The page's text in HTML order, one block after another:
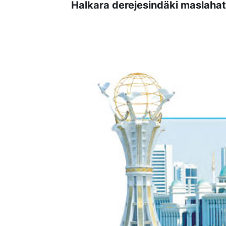
Halkara derejesindäki maslahat